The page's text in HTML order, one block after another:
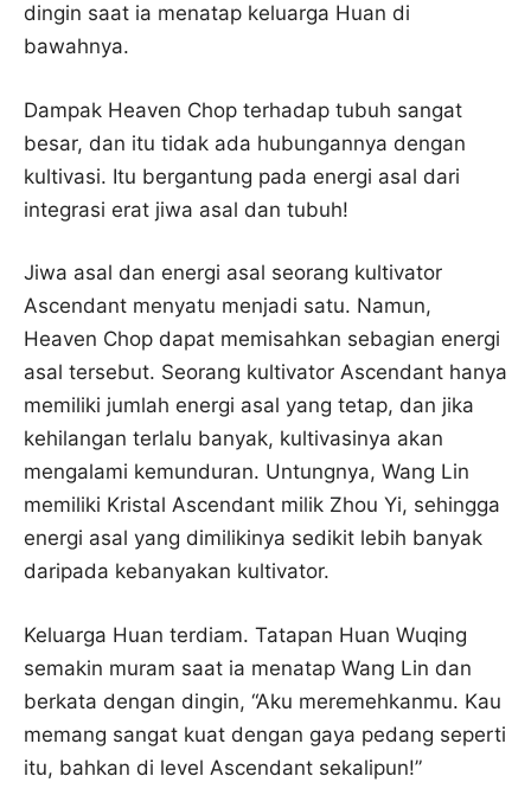
dingin saat ia menatap keluarga Huan di
bawahnya.
Dampak Heaven Chop terhadap tubuh sangat
besar, dan itu tidak ada hubungannya dengan
kultivasi. Itu bergantung pada energi asal dari
integrasi erat jiwa asal dan tubuh!
Jiwa asal dan energi asal seorang kultivator
Ascendant menyatu menjadi satu. Namun,
Heaven Chop dapat memisahkan sebagian energi
asal tersebut. Seorang kultivator Ascendant hanya
memiliki jumlah energi asal yang tetap, dan jika
kehilangan terlalu banyak, kultivasinya akan
mengalami kemunduran. Untungnya, Wang Lin
memiliki Kristal Ascendant milik Zhou Yi, sehingga
energi asal yang dimilikinya sedikit lebih banyak
daripada kebanyakan kultivator.
Keluarga Huan terdiam. Tatapan Huan Wuqing
semakin muram saat ia menatap Wang Lin dan
berkata dengan dingin, “Aku meremehkanmu. Kau
memang sangat kuat dengan gaya pedang seperti
itu, bahkan di level Ascendant sekalipun!”